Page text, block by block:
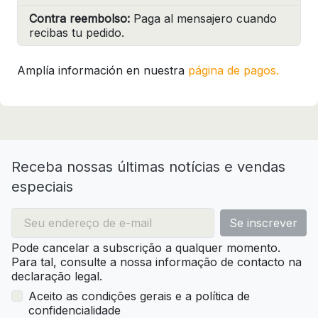
Contra reembolso: Paga al mensajero cuando
recibas tu pedido.
Amplía información en nuestra página de pagos.
Receba nossas últimas notícias e vendas
especiais
Pode cancelar a subscrição a qualquer momento.
Para tal, consulte a nossa informação de contacto na
declaração legal.
Aceito as condições gerais e a política de
confidencialidade